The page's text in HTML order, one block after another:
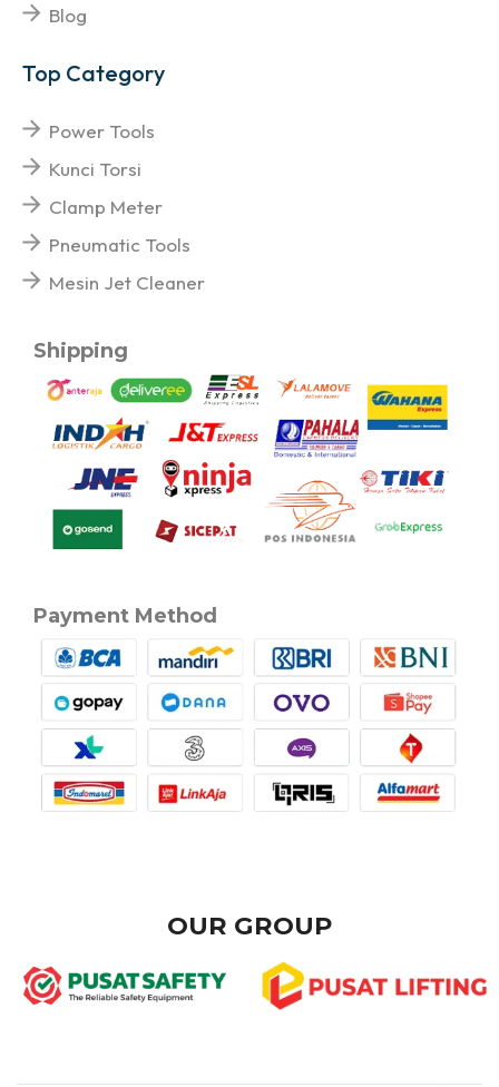
Blog
Top Category
Power Tools
Kunci Torsi
Clamp Meter
Pneumatic Tools
Mesin Jet Cleaner
Shipping
Payment Method
OUR GROUP